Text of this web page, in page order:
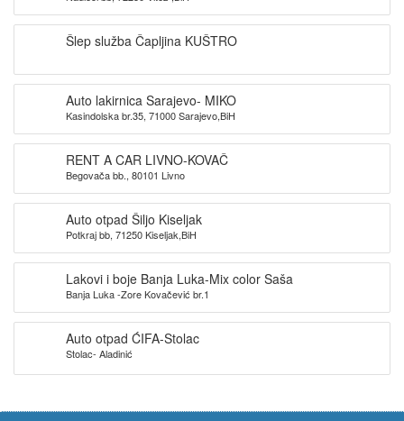
Šlep služba Čapljina KUŠTRO
Auto lakirnica Sarajevo- MIKO
Kasindolska br.35, 71000 Sarajevo,BiH
RENT A CAR LIVNO-KOVAČ
Begovača bb., 80101 Livno
Auto otpad Šiljo Kiseljak
Potkraj bb, 71250 Kiseljak,BiH
Lakovi i boje Banja Luka-Mix color Saša
Banja Luka -Zore Kovačević br.1
Auto otpad ĆIFA-Stolac
Stolac- Aladinić